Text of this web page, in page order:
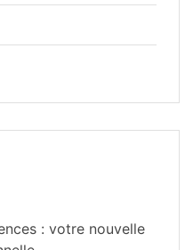
: votre nouvelle